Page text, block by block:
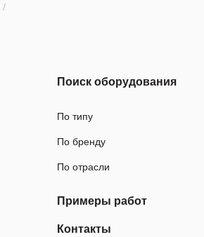
/
Поиск оборудования
По типу
По бренду
По отрасли
Примеры работ
Контакты